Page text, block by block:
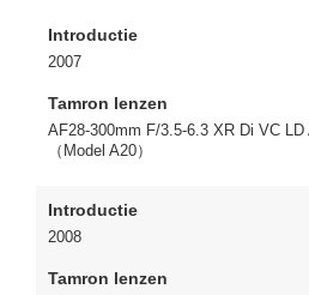
Introductie
2007
Tamron lenzen
AF28-300mm F/3.5-6.3 XR Di VC
（Model A20）
Introductie
2008
Tamron lenzen